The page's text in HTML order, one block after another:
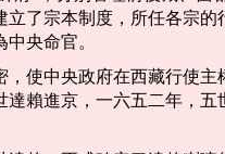
了宗本制度，所任各宗的
央命官。
使中央政府在西藏行使主
賴進京，一六五二年，五